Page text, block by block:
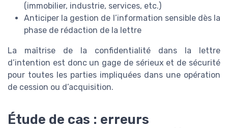
(immobilier, industrie, services, etc.)
Anticiper la gestion de l’information sensible dès la
phase de rédaction de la lettre
La maîtrise de la confidentialité dans la lettre
d’intention est donc un gage de sérieux et de sécurité
pour toutes les parties impliquées dans une opération
de cession ou d’acquisition.
Étude de cas : erreurs